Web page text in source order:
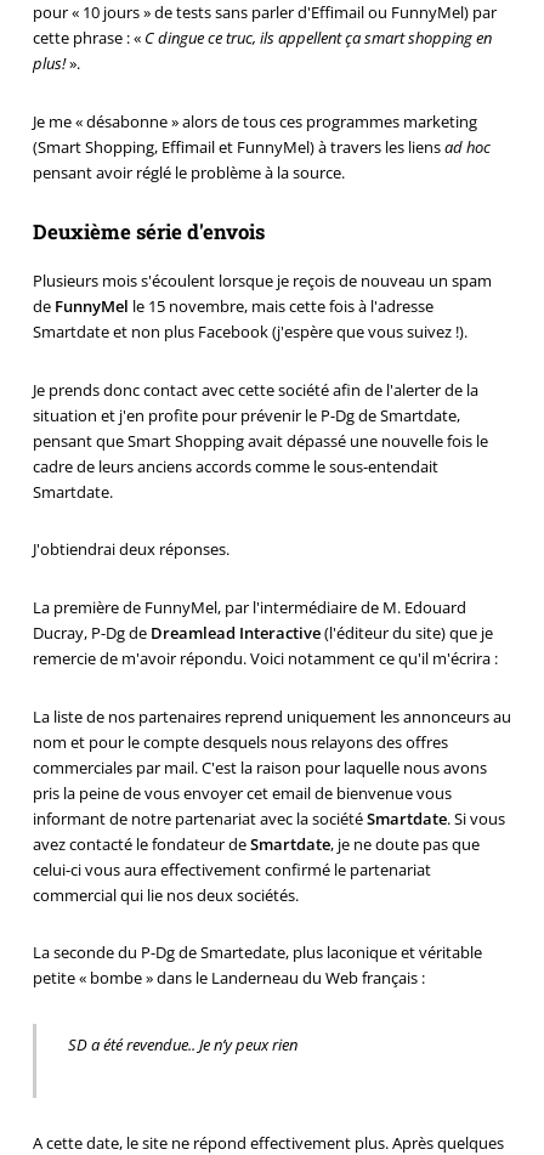
pour « 10 jours » de tests sans parler d'Effimail ou FunnyMel) par
cette phrase : « C dingue ce truc, ils appellent ça smart shopping en
plus!».
Je me « désabonne » alors de tous ces programmes marketing
(Smart Shopping, Effimail et FunnyMel) à travers les liensad hoc
pensant avoir réglé le problème à la source.
Deuxième série d'envois
Plusieurs mois s'écoulent lorsque je reçois de nouveau un spam
de FunnyMel le 15 novembre, mais cette fois à l'adresse
Smartdate et non plus Facebook (j'espère que vous suivez !).
Je prends donc contact avec cette société afin de l'alerter de la
situation et j'en profite pour prévenir le P-Dg de Smartdate,
pensant que Smart Shopping avait dépassé une nouvelle fois le
cadre de leurs anciens accords comme le sous-entendait
Smartdate.
J'obtiendrai deux réponses.
La première de FunnyMel, par l'intermédiaire de M. Edouard
Ducray, P-Dg de Dreamlead Interactive(l'éditeur du site) que je
remercie de m'avoir répondu. Voici notamment ce qu'il m'écrira :
La liste de nos partenaires reprend uniquement les annonceurs au
nom et pour le compte desquels nous relayons des offres
commerciales par mail. C'est la raison pour laquelle nous avons
pris la peine de vous envoyer cet email de bienvenue vous
informant de notre partenariat avec la sociétéSmartdate. Si vous
avez contacté le fondateur deSmartdate, je ne doute pas que
celui-ci vous aura effectivement confirmé le partenariat
commercial qui lie nos deux sociétés.
La seconde du P-Dg de Smartedate, plus laconique et véritable
petite « bombe » dans le Landerneau du Web français :
SD a été revendue.. Je n’y peux rien
A cette date, le site ne répond effectivement plus. Après quelques